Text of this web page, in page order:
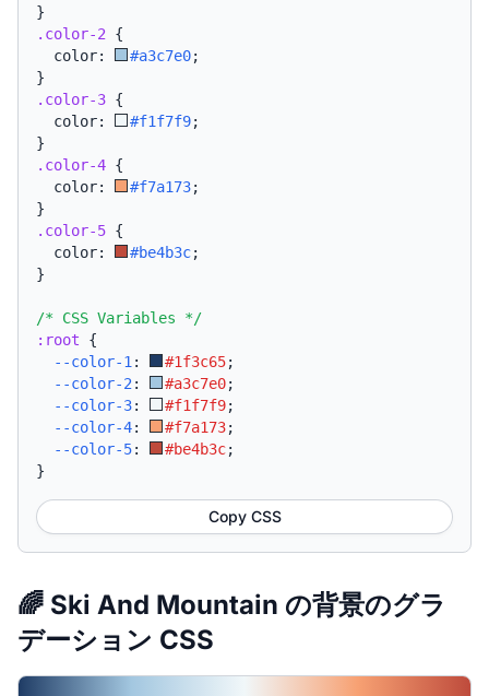
}
.color-2 {
  color:
#a3c7e0;
}
.color-3 {
  color:
#f1f7f9;
}
.color-4 {
  color:
#f7a173;
}
.color-5 {
  color:
#be4b3c;
}
/* CSS Variables */
:root {
--color-1 : #1f3c65;
--color-2 : #a3c7e0;
--color-3: #f1f7f9;
--color-4: #f7a173;
--color-5: #be4b3c;
}
Copy CSS
🌈 Ski And Mountain の背景のグラ
デーション CSS